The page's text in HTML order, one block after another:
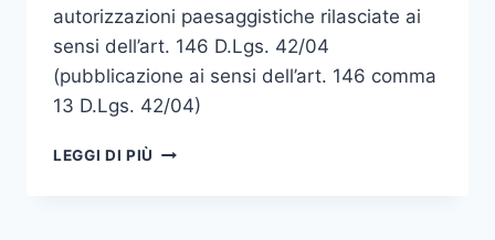
autorizzazioni paesaggistiche rilasciate ai
sensi dell’art. 146 D.Lgs. 42/04
(pubblicazione ai sensi dell’art. 146 comma
13 D.Lgs. 42/04)
LEGGI DI PIÙ DICEMBRE